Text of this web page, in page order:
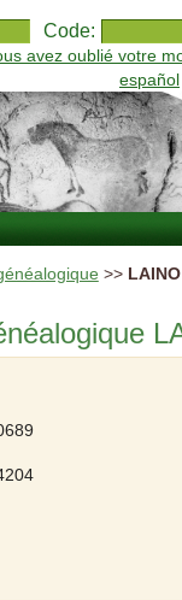
Code:
avez oublié votre
español
>> LAINO